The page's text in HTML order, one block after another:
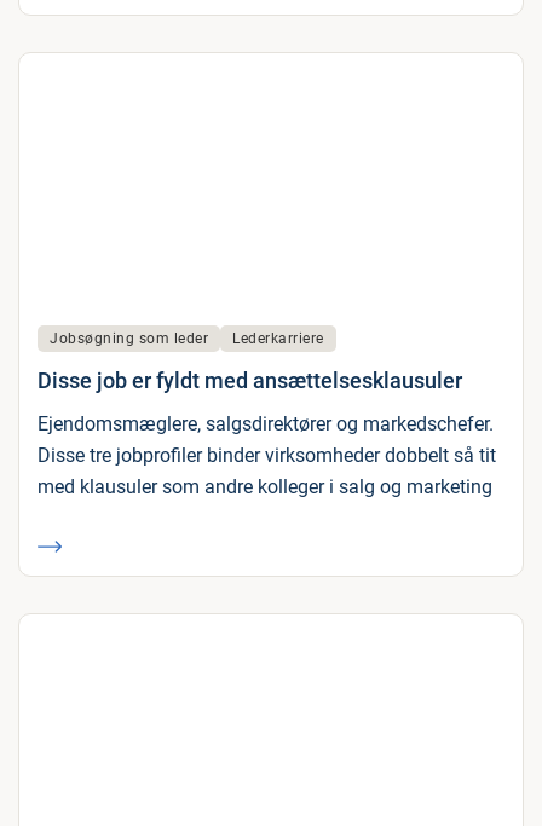
Jobsøgning som leder Lederkarriere
Disse job er fyldt med ansættelsesklausuler
Ejendomsmæglere, salgsdirektører og markedschefer.
Disse tre jobprofiler binder virksomheder dobbelt så tit
med klausuler som andre kolleger i salg og marketing